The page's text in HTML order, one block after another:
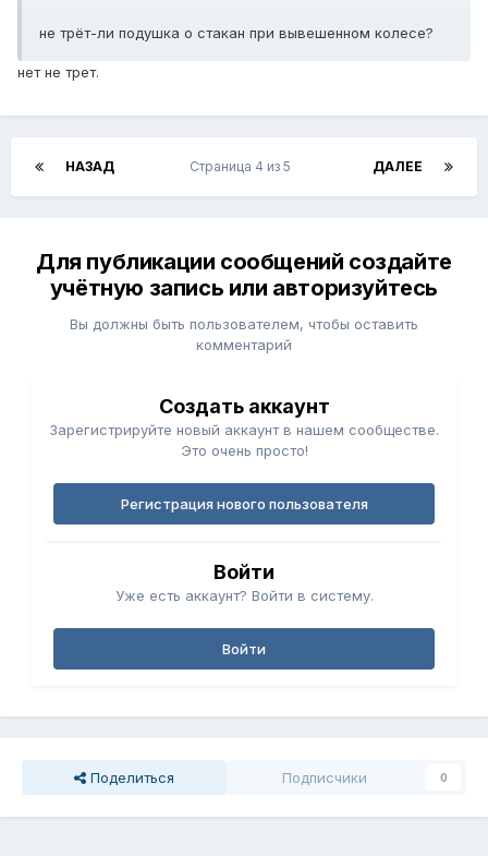
не трёт-ли подушка о стакан при вывешенном колесе?
нет не трет.
НАЗАД ДАЛЕЕ
Страница 4 из 5
Для публикации сообщений создайте
учётную запись или авторизуйтесь
Вы должны быть пользователем, чтобы оставить
комментарий
Создать аккаунт
Зарегистрируйте новый аккаунт в нашем сообществе.
Это очень просто!
Регистрация нового пользователя
Войти
Уже есть аккаунт? Войти в систему.
Войти
Поделиться Подписчики 0